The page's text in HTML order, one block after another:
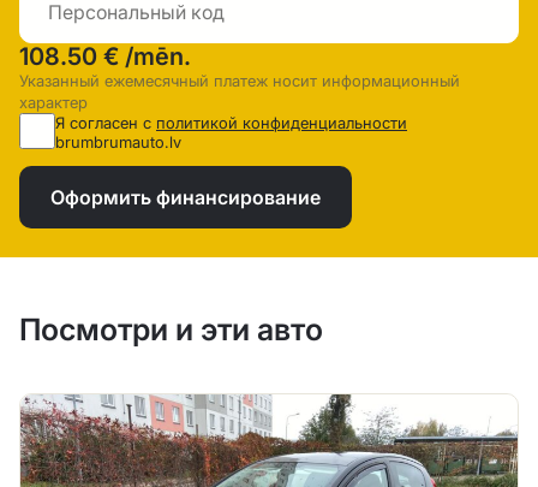
108.50 € /mēn.
Указанный ежемесячный платеж носит информационный
характер
Я согласен с политикой конфиденциальности
brumbrumauto.lv
Оформить финансирование
Посмотри и эти авто